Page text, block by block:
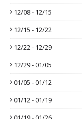
12/08 - 12/15
12/15 - 12/22
12/22 - 12/29
12/29 - 01/05
01/05 - 01/12
01/12 - 01/19